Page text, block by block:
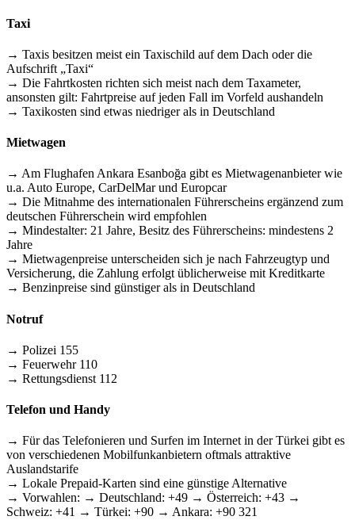
Taxi
→ Taxis besitzen meist ein Taxischild auf dem Dach oder die
Aufschrift „Taxi“
→ Die Fahrtkosten richten sich meist nach dem Taxameter,
ansonsten gilt: Fahrtpreise auf jeden Fall im Vorfeld aushandeln
→ Taxikosten sind etwas niedriger als in Deutschland
Mietwagen
→ Am Flughafen Ankara Esanboğa gibt es Mietwagenanbieter wie
u.a. Auto Europe, CarDelMar und Europcar
→ Die Mitnahme des internationalen Führerscheins ergänzend zum
deutschen Führerschein wird empfohlen
→ Mindestalter: 21 Jahre, Besitz des Führerscheins: mindestens 2
Jahre
→ Mietwagenpreise unterscheiden sich je nach Fahrzeugtyp und
Versicherung, die Zahlung erfolgt üblicherweise mit Kreditkarte
→ Benzinpreise sind günstiger als in Deutschland
Notruf
→ Polizei 155
→ Feuerwehr 110
→ Rettungsdienst 112
Telefon und Handy
→ Für das Telefonieren und Surfen im Internet in der Türkei gibt es
von verschiedenen Mobilfunkanbietern oftmals attraktive
Auslandstarife
→ Lokale Prepaid-Karten sind eine günstige Alternative
→ Vorwahlen: → Deutschland: +49 → Österreich: +43 →
Schweiz: +41 → Türkei: +90 → Ankara: +90 321